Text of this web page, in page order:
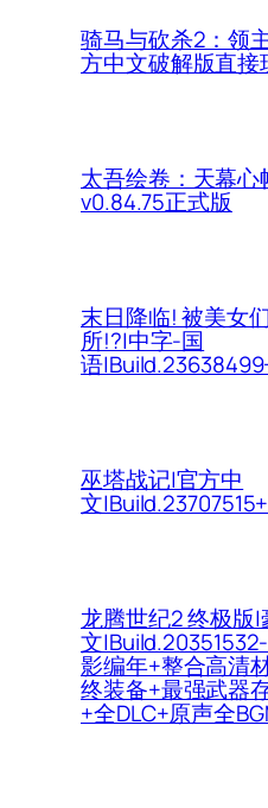
骑马与砍杀2：领
方中文破解版直接
太吾绘卷：天幕心
v0.84.75正式版
末日降临! 被美女
所!?|中字-国
语
巫塔战记|官方中
文
龙腾世纪2 终极版|
文
影编年+整合高清
终装备+最强武器
+全DLC+原声全